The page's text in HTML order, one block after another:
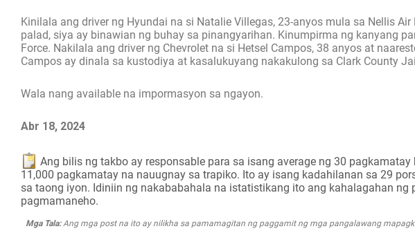
Kinilala ang driver ng Hyundai na si Natalie Villegas, 23-anyos mula sa Nellis
palad, siya ay binawian ng buhay sa pinangyarihan. Kinumpirma ng kanyang
Force. Nakilala ang driver ng Chevrolet na si Hetsel Campos, 38 anyos at
Campos ay dinala sa kustodiya at kasalukuyang nakakulong sa Clark County Jail
Wala nang available na impormasyon sa ngayon.
Abr 18, 2024
Ang bilis ng takbo ay responsable para sa isang average ng 30
11,000 pagkamatay na nauugnay sa trapiko. Ito ay isang kadahilanan sa 29
sa taong iyon. Idiniin ng nakababahala na istatistikang ito ang kahalagahan
pagmamaneho.
Mga Tala:Ang mga post na ito ay nilikha sa pamamagitan ng paggamit ng mga pangalawang